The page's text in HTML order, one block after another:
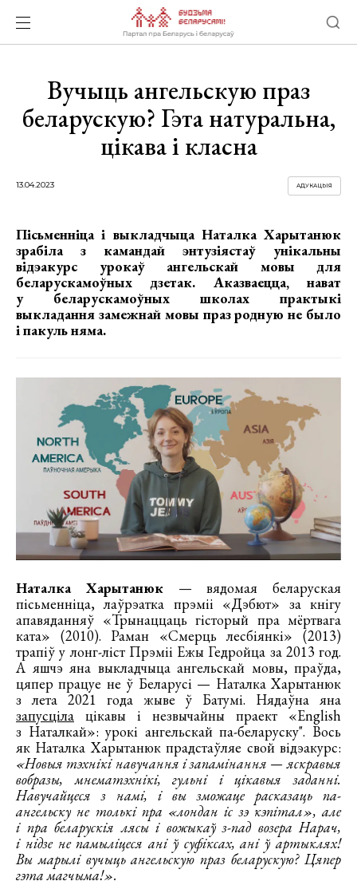
Вучыць ангельскую праз
беларускую? Гэта натуральна,
цікава і класна
13.04.2023 АДУКАЦЫЯ
Пісьменніца і выкладчыца Наталка Харытанюк
зрабіла з камандай энтузіястаў унікальны
відэакурс урокаў ангельскай мовы для
беларускамоўных дзетак. Аказваецца, нават
у беларускамоўных школах практыкі
выкладання замежнай мовы праз родную не было
і пакуль няма.
Наталка Харытанюк— вядомая беларуская
пісьменніца, лаўрэатка прэміі «Дэбют» за кнігу
апавяданняў «Трынаццаць гісторый пра мёртвага
ката» (2010). Раман «Смерць лесбіянкі» (2013)
трапіў у лонг-ліст Прэміі Ежы Гедройца за 2013 год.
А яшчэ яна выкладчыца ангельскай мовы, праўда,
цяпер працуе не ў Беларусі — Наталка Харытанюк
з лета 2021 года жыве ў Батумі. Нядаўна яна
запусціла цікавы і незвычайны праект «English
з Наталкай»: урокі ангельскай па-беларуску". Вось
як Наталка Харытанюк прадстаўляе свой відэакурс:
«Новыя тэхнікі навучання і запамінання — яскравыя
вобразы, мнематэхнікі, гульні і цікавыя заданні.
Навучайцеся з намі, і вы зможаце расказаць па-
ангельску не толькі пра «лондан іс зэ кэпітал», але
і пра беларускія лясы і вожыкаў з-пад возера Нарач,
і нідзе не памыліцеся ані ў суфіксах, ані ў артыклях!
Вы марылі вучыць ангельскую праз беларускую? Цяпер
гэта магчыма!».